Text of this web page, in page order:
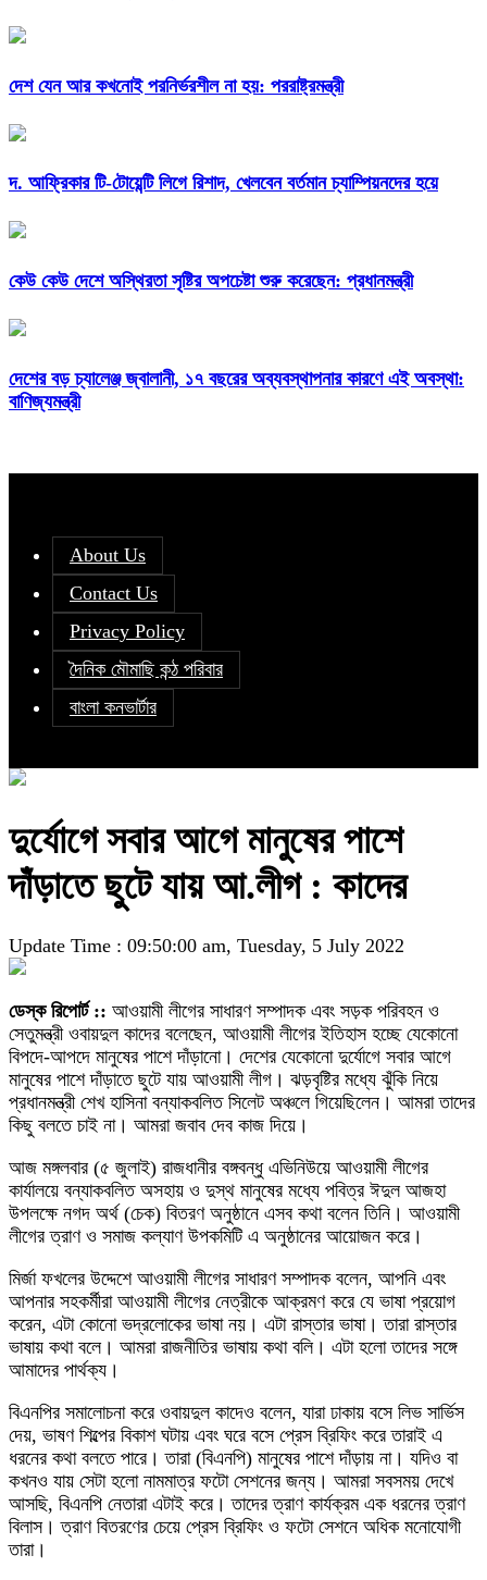
দেশ যেন আর কখনোই পরনির্ভরশীল না হয়: পররাষ্ট্রমন্ত্রী
দ. আফ্রিকার টি-টোয়েন্টি লিগে রিশাদ, খেলবেন বর্তমান চ্যাম্পিয়নদের হয়ে
কেউ কেউ দেশে অস্থিরতা সৃষ্টির অপচেষ্টা শুরু করেছেন: প্রধানমন্ত্রী
দেশের বড় চ্যালেঞ্জ জ্বালানী, ১৭ বছরের অব্যবস্থাপনার কারণে এই অবস্থা:
বাণিজ্যমন্ত্রী
About Us
Contact Us
Privacy Policy
দৈনিক মৌমাছি কন্ঠ পরিবার
বাংলা কনভার্টার
দুর্যোগে সবার আগে মানুষের পাশে
দাঁড়াতে ছুটে যায় আ.লীগ : কাদের
Update Time : 09:50:00 am, Tuesday, 5 July 2022
ডেস্ক রিপোর্ট :: আওয়ামী লীগের সাধারণ সম্পাদক এবং সড়ক পরিবহন ও
সেতুমন্ত্রী ওবায়দুল কাদের বলেছেন, আওয়ামী লীগের ইতিহাস হচ্ছে যেকোনো
বিপদে-আপদে মানুষের পাশে দাঁড়ানো। দেশের যেকোনো দুর্যোগে সবার আগে
মানুষের পাশে দাঁড়াতে ছুটে যায় আওয়ামী লীগ। ঝড়বৃষ্টির মধ্যে ঝুঁকি নিয়ে
প্রধানমন্ত্রী শেখ হাসিনা বন্যাকবলিত সিলেট অঞ্চলে গিয়েছিলেন। আমরা তাদের
কিছু বলতে চাই না। আমরা জবাব দেব কাজ দিয়ে।
আজ মঙ্গলবার (৫ জুলাই) রাজধানীর বঙ্গবন্ধু এভিনিউয়ে আওয়ামী লীগের
কার্যালয়ে বন্যাকবলিত অসহায় ও দুস্থ মানুষের মধ্যে পবিত্র ঈদুল আজহা
উপলক্ষে নগদ অর্থ (চেক) বিতরণ অনুষ্ঠানে এসব কথা বলেন তিনি। আওয়ামী
লীগের ত্রাণ ও সমাজ কল্যাণ উপকমিটি এ অনুষ্ঠানের আয়োজন করে।
মির্জা ফখলের উদ্দেশে আওয়ামী লীগের সাধারণ সম্পাদক বলেন, আপনি এবং
আপনার সহকর্মীরা আওয়ামী লীগের নেত্রীকে আক্রমণ করে যে ভাষা প্রয়োগ
করেন, এটা কোনো ভদ্রলোকের ভাষা নয়। এটা রাস্তার ভাষা। তারা রাস্তার
ভাষায় কথা বলে। আমরা রাজনীতির ভাষায় কথা বলি। এটা হলো তাদের সঙ্গে
আমাদের পার্থক্য।
বিএনপির সমালোচনা করে ওবায়দুল কাদেও বলেন, যারা ঢাকায় বসে লিভ সার্ভিস
দেয়, ভাষণ শিল্পের বিকাশ ঘটায় এবং ঘরে বসে প্রেস ব্রিফিং করে তারাই এ
ধরনের কথা বলতে পারে। তারা (বিএনপি) মানুষের পাশে দাঁড়ায় না। যদিও বা
কখনও যায় সেটা হলো নামমাত্র ফটো সেশনের জন্য। আমরা সবসময় দেখে
আসছি, বিএনপি নেতারা এটাই করে। তাদের ত্রাণ কার্যক্রম এক ধরনের ত্রাণ
বিলাস। ত্রাণ বিতরণের চেয়ে প্রেস ব্রিফিং ও ফটো সেশনে অধিক মনোযোগী
তারা।